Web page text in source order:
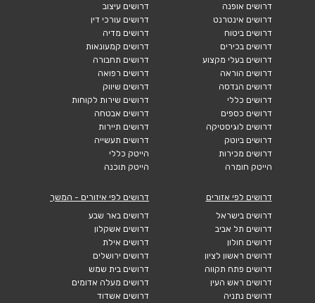
דרושים אופנה
דרושים אינטרנט
דרושים ביטוח
דרושים בכירים
דרושים בעלי מקצוע
דרושים הוראה
דרושים הנדסה
דרושים כללי
דרושים כספים
דרושים לוגיסטיקה
דרושים ביוטק
דרושים מכירות
הייטק חומרה
דרושים עיצוב
דרושים עורכי דין
דרושים מדיה
דרושים קמעונאות
דרושים תחבורה
דרושים רפואה
דרושים שיווק
דרושים שירות לקוחות
דרושים אבטחה
דרושים תיירות
דרושים תעשייה
הייטק כללי
הייטק תוכנה
דרושים לפי אזורים
דרושים בישראל
דרושים תל אביב
דרושים חולון
דרושים ראשון לציון
דרושים פתח תקווה
דרושים ראש העין
דרושים נתניה
דרושים לפי איזורים - המשך
דרושים באר שבע
דרושים אשקלון
דרושים אילת
דרושים ירושלים
דרושים בית שמש
דרושים מעלה אדומים
דרושים אשדוד